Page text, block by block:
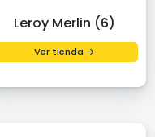
Leroy Merlin (6)
Ver tienda →